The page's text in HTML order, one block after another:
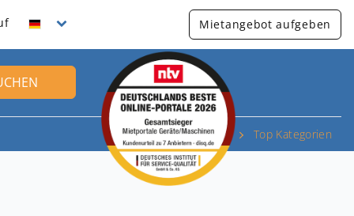
Mietangebot aufgeben
Top Kategorien